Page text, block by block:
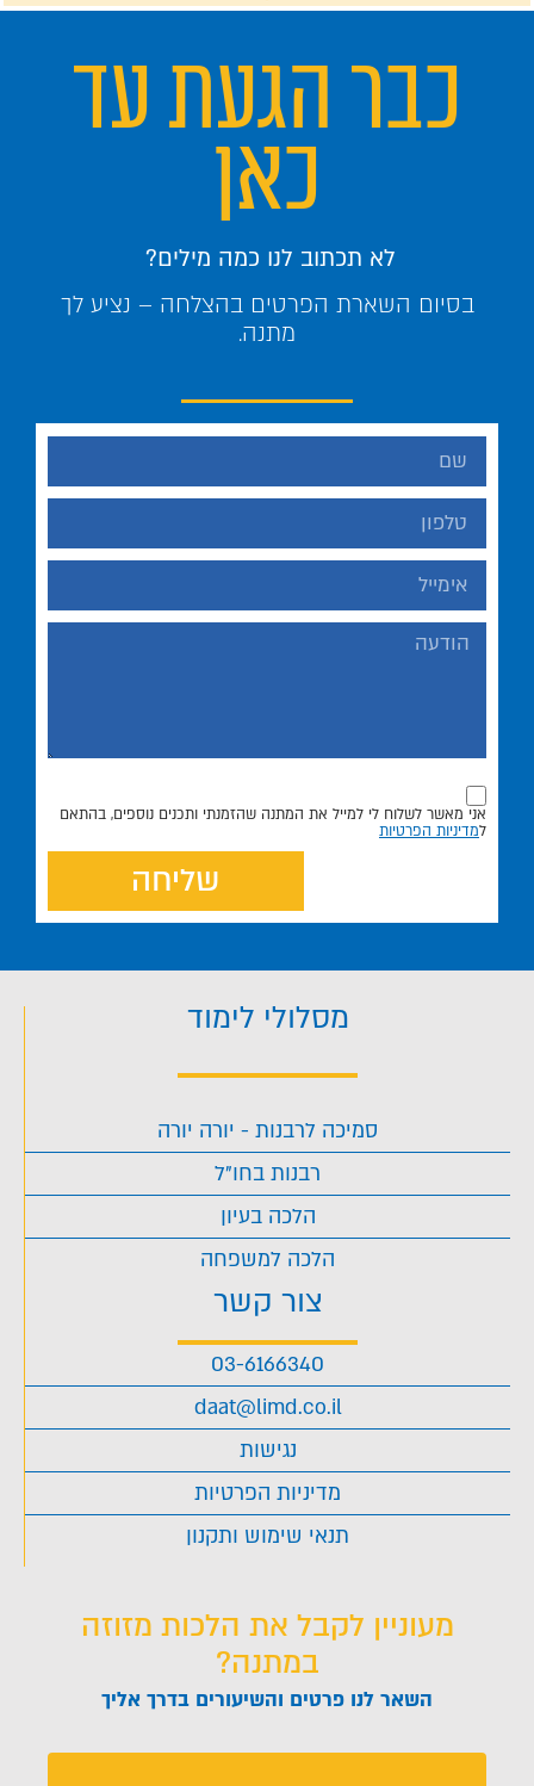
כבר הגעת עד
כאן
לא תכתוב לנו כמה מילים?
בסיום השארת הפרטים בהצלחה – נציע לך
מתנה.
אני מאשר לשלוח לי למייל את המתנה שהזמנתי ותכנים נוספים, בהתאם
למדיניות הפרטיות
שליחה
מסלולי לימוד
סמיכה לרבנות - יורה יורה
רבנות בחו"ל
הלכה בעיון
הלכה למשפחה
צור קשר
03-6166340
daat@limd.co.il
נגישות
מדיניות הפרטיות
תנאי שימוש ותקנון
מעוניין לקבל את הלכות מזוזה
במתנה?
השאר לנו פרטים והשיעורים בדרך אליך